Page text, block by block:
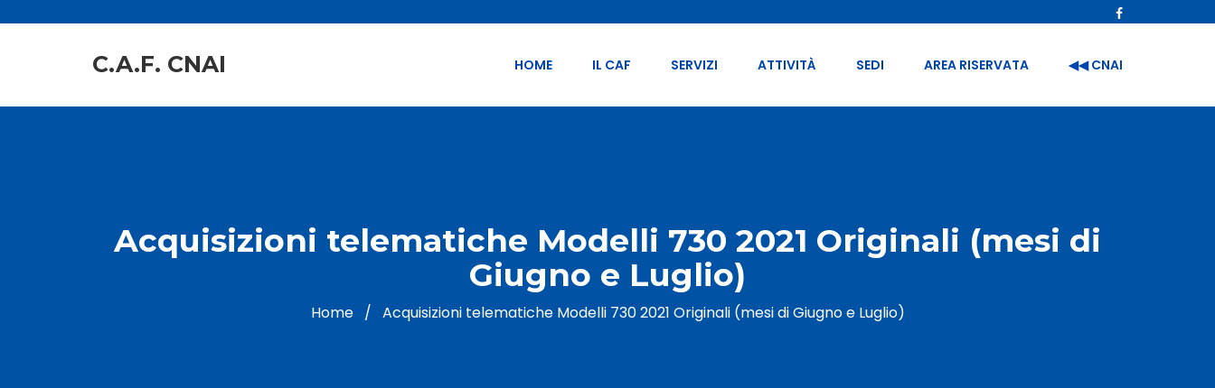
C.A.F. CNAI HOME IL CAF SERVIZI ATTIVITÀ SEDI AREA RISERVATA ◀︎◀︎ CNAI
Acquisizioni telematiche Modelli 730 2021 Originali (mesi di
Giugno e Luglio)
Home/ Acquisizioni telematiche Modelli 730 2021 Originali (mesi di Giugno e Luglio)